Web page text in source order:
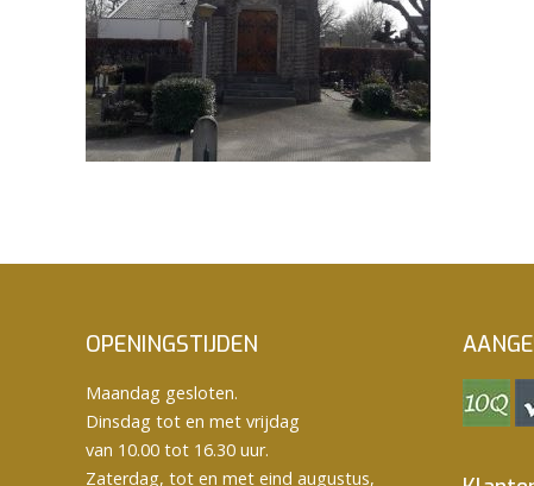
OPENINGSTIJDEN
Maandag gesloten.
Dinsdag tot en met vrijdag
van 10.00 tot 16.30 uur.
Zaterdag, tot en met eind augustus,